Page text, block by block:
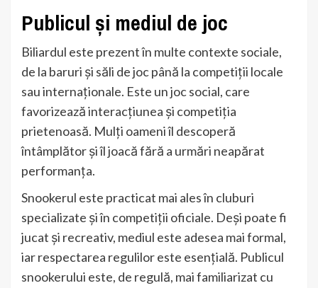
Publicul și mediul de joc
Biliardul este prezent în multe contexte sociale,
de la baruri și săli de joc până la competiții locale
sau internaționale. Este un joc social, care
favorizează interacțiunea și competiția
prietenoasă. Mulți oameni îl descoperă
întâmplător și îl joacă fără a urmări neapărat
performanța.
Snookerul este practicat mai ales în cluburi
specializate și în competiții oficiale. Deși poate fi
jucat și recreativ, mediul este adesea mai formal,
iar respectarea regulilor este esențială. Publicul
snookerului este, de regulă, mai familiarizat cu